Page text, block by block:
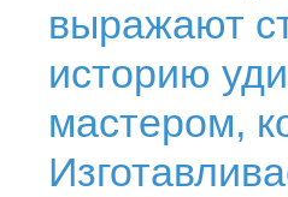
выражают
историю
мастером,